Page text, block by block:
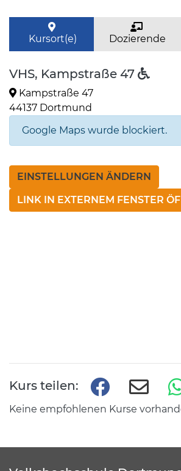
Kursort(e) Dozierende
VHS, Kampstraße 47
Kampstraße 47
44137 Dortmund
Google Maps wurde blockiert.
EINSTELLUNGEN ÄNDERN
LINK IN EXTERNEM FENSTER
Kurs teilen:
Keine empfohlenen Kurse